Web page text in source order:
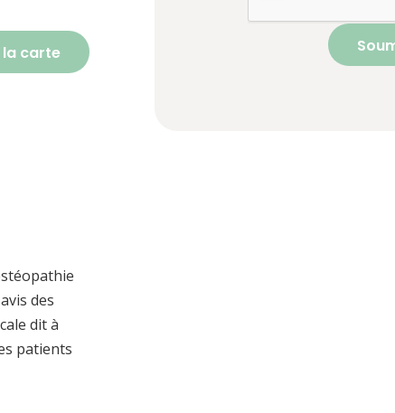
la carte
des
dit à
patients